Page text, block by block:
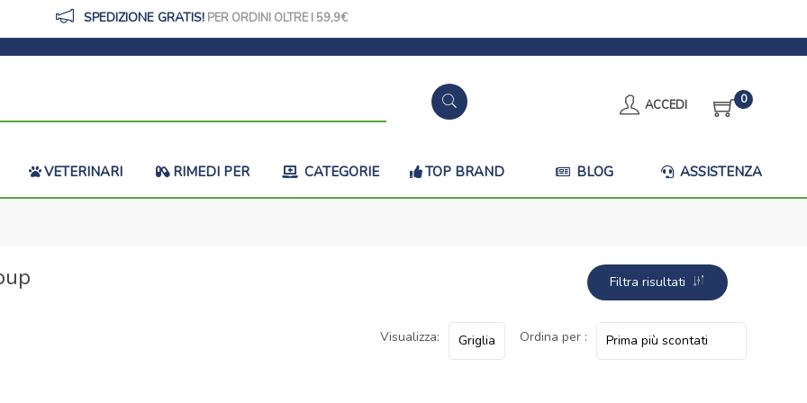
SPEDIZIONE GRATIS! PER ORDINI OLTRE I 59,9
ACCEDI 0
VETERINARI RIMEDI PER CATEGORIE TOP BRAND BLOG ASSISTENZA
Filtra risultati
Visualizza: Ordina per :